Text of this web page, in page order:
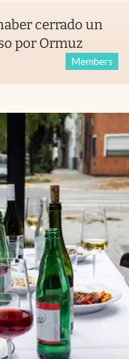
cerrado un
por Ormuz
Members